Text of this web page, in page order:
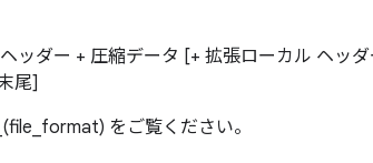
ッダー + 圧縮データ [+ 拡張ローカル ヘッ
尾]
をご覧ください。